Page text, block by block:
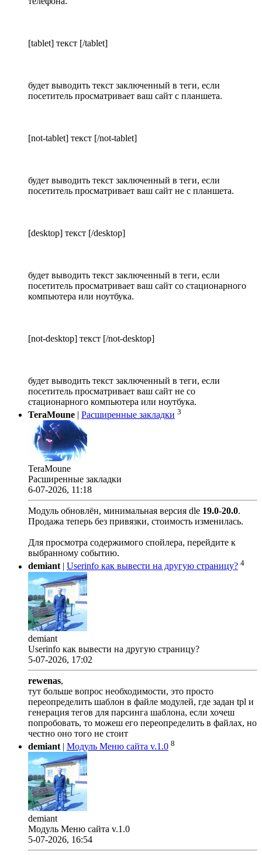
[tablet] текст [/tablet]
будет выводить текст заключенный в теги, если
посетитель просматривает ваш сайт с планшета.
[not-tablet] текст [/not-tablet]
будет выводить текст заключенный в теги, если
посетитель просматривает ваш сайт не с планшета.
[desktop] текст [/desktop]
будет выводить текст заключенный в теги, если
посетитель просматривает ваш сайт со стационарного
компьютера или ноутбука.
[not-desktop] текст [/not-desktop]
будет выводить текст заключенный в теги, если
посетитель просматривает ваш сайт не со
стационарного компьютера или ноутбука.
TeraMoune
Расширенные закладки 3
TeraMoune
Расширенные закладки
6-07-2026, 11:18
Модуль обновлён, минимальная версия dle 19.0-20.0.
Продажа теперь без привязки, стоимость изменилась.
Для просмотра содержимого спойлера, перейдите к
выбранному событию.
demiant| Userinfo как вывести на другую страницу? 4
demiant
Userinfo как вывести на другую страницу?
5-07-2026, 17:02
rewenas,
тут больше вопрос необходимости, это просто
переопределить шаблон в файле модулей, где задан tpl и
генерация тегов для парсинга шаблона, если хочеш
попробовать, то можеш его переопределить в файлах, но
честно оно того не стоит
demiant | Модуль Меню сайта v.1.0 8
demiant
Модуль Меню сайта v.1.0
5-07-2026, 16:54